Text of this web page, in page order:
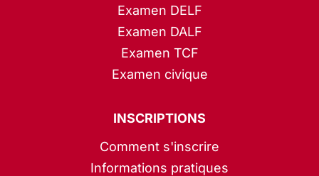
Examen DELF
Examen DALF
Examen TCF
Examen civique
INSCRIPTIONS
Comment s'inscrire
Informations pratiques